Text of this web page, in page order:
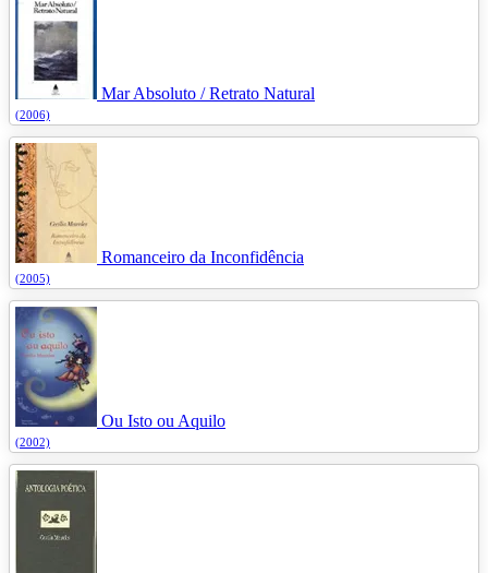
Mar Absoluto / Retrato Natural
(2006)
Romanceiro da Inconfidência
(2005)
Ou Isto ou Aquilo
(2002)